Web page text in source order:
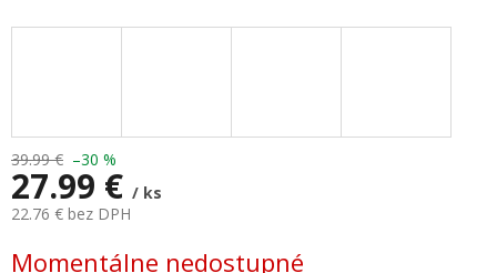
39.99 € –30 %
27.99 € / ks
22.76 € bez DPH
cena:
Momentálne nedostupné